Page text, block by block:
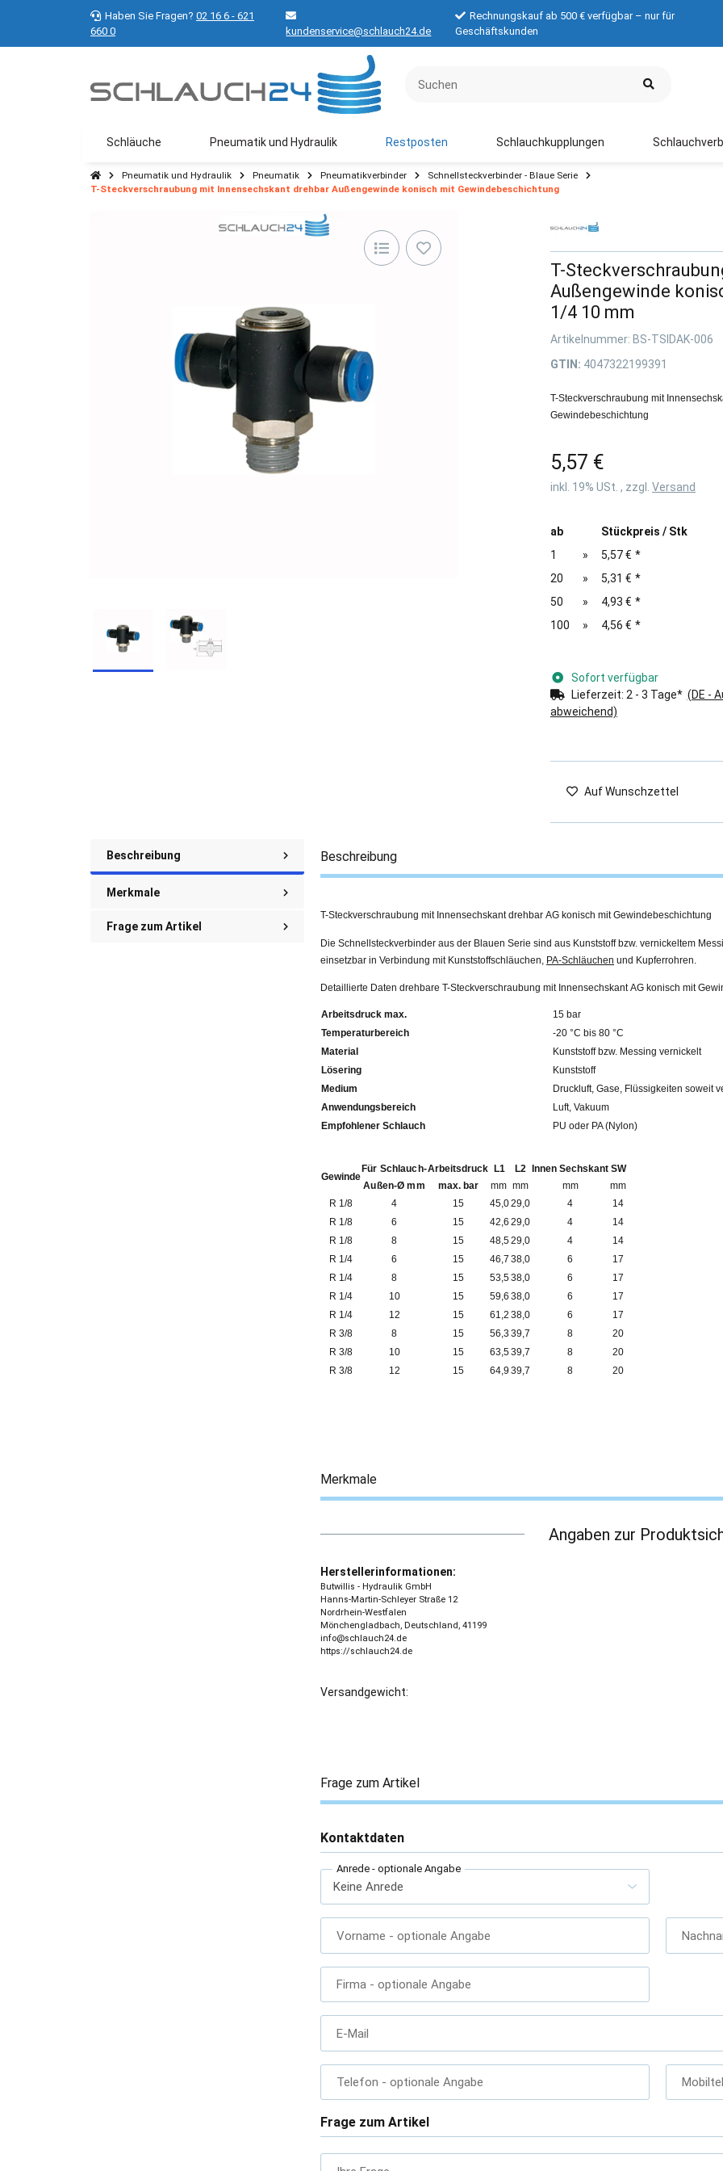
Haben Sie Fragen? 02 16 6 - 621
660 0
kundenservice@schlauch24.de
Rechnungskauf ab 500 € verfügbar – nur für
Geschäftskunden
Schläuche Pneumatik und Hydraulik Restposten Schlauchkupplungen
Pneumatik und Hydraulik Pneumatik Pneumatikverbinder
Schnellsteckverbinder - Blaue Serie
T-Steckverschraubung mit Innensechskant drehbar Außengewinde konisch mit Gewindebeschichtung
T-
Außengewinde
1/4 10 mm
Artikelnummer: BS-TSIDAK-006
GTIN: 4047322199391
T-Steckverschraubung mit
Gewindebeschichtung
5,57 €
inkl. 19% USt. , zzgl. Versand
ab
Stückpreis / Stk
1
» 5,57 € *
20
» 5,31 € *
50
» 4,93 € *
100
» 4,56 € *
Sofort verfügbar
Lieferzeit: 2 - 3 Tage* (DE -
abweichend)
Auf Wunschzettel
Beschreibung
Merkmale
Frage zum Artikel
Beschreibung
T-Steckverschraubung mit Innensechskant drehbar AG konisch mit Gewindebeschichtung
Die Schnellsteckverbinder aus der Blauen Serie sind aus Kunststoff bzw. vernickeltem
einsetzbar in Verbindung mit Kunststoffschläuchen, PA-Schläuchen und Kupferrohren.
Detaillierte Daten drehbare T-Steckverschraubung mit Innensechskant AG konisch mit
Arbeitsdruck max.
15 bar
Temperaturbereich
-20 °C bis 80 °C
Material
Kunststoff bzw. Messing vernickelt
Lösering
Kunststoff
Medium
Druckluft, Gase, Flüssigkeiten soweit
Anwendungsbereich
Luft, Vakuum
Empfohlener Schlauch
PU oder PA (Nylon)
Gewinde
Für Schlauch-
Außen-Ø mm
Arbeitsdruck
max. bar
L1
mm
L2
mm
Innen Sechskant
mm
SW
mm
R 1/8
4 15 45,029,0 4
14
R 1/8
6 15 42,6 29,0 4
14
R 1/8
8 15 48,529,0 4
14
R 1/4
6 15 46,7 38,0 6
17
R 1/4
8 15 53,538,0 6
17
R 1/4
10 15 59,6 38,0 6
17
R 1/4
12 15 61,2 38,0 6
17
R 3/8
8 15 56,3 39,7 8
20
R 3/8
10 15 63,539,7 8
20
R 3/8
12 15 64,9 39,7 8 20
Merkmale
Angaben zur
Herstellerinformationen:
Butwillis - Hydraulik GmbH
Hanns-Martin-Schleyer Straße 12
Nordrhein-Westfalen
Mönchengladbach, Deutschland, 41199
info@schlauch24.de
https://schlauch24.de
Versandgewicht:
Frage zum Artikel
Kontaktdaten
Anrede - optionale Angabe
Vorname - optionale Angabe
Firma - optionale Angabe
E-Mail
Telefon - optionale Angabe
Frage zum Artikel